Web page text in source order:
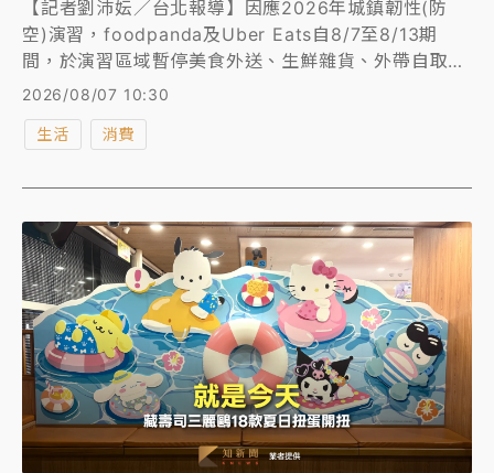
【記者劉沛妘／台北報導】因應2026年城鎮韌性(防
空)演習，foodpanda及Uber Eats自8/7至8/13期
間，於演習區域暫停美食外送、生鮮雜貨、外帶自取及
該時段的預訂服務，並提前 30 分鐘關閉平台。外送平
2026/08/07 10:30
生活 消費